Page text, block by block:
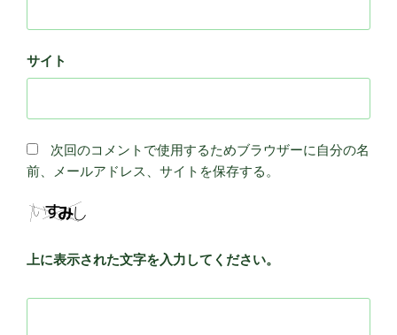
サイト
次回のコメントで使用するためブラウザーに自分の名
前、メールアドレス、サイトを保存する。
上に表示された文字を入力してください。